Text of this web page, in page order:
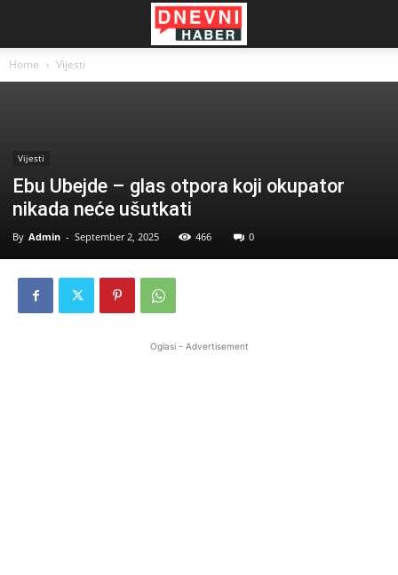
Home Vijesti
Vijesti
Ebu Ubejde – glas otpora koji okupator
nikada neće ušutkati
By Admin - September 2, 2025 466 0
Oglasi - Advertisement